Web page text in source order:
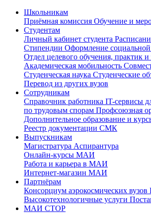
Школьникам
Приёмная комиссия Обучение и
Студентам
Личный кабинет студента
Стипендии Оформление социальной
Отдел целевого обучения, практик и
Академическая мобильность
Студенческая наука Студенческие
Перевод из других вузов
Сотрудникам
Cправочник работника IT-сервисы
по трудовым спорам Профсоюзная
Дополнительное образование и
Реестр документации СМК
Выпускникам
Магистратура Аспирантура
Онлайн-курсы МАИ
Работа и карьера в МАИ
Интернет-магазин МАИ
Партнёрам
Консорциум аэрокосмических вузов
Высокотехнологичные услуги
МАИ СТОР